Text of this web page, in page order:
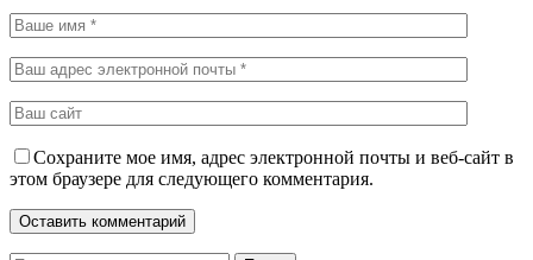
Сохраните мое имя, адрес электронной почты и веб-сайт в
этом браузере для следующего комментария.